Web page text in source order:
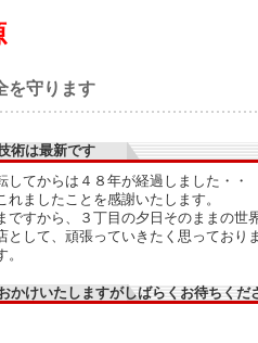
を守ります
術は最新です
てからは４８年が経過しました・・
ましたことを感謝いたします。
ですから、３丁目の夕日そのままの世
として、頑張っていきたく思っており
かけいたしますがしばらくお待ちくだ